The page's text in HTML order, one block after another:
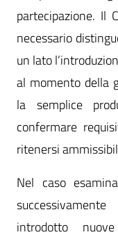
partecipazione. Il
necessario
un lato
al momento della
la semplice
confermare
ritenersi
Nel caso
introdotto